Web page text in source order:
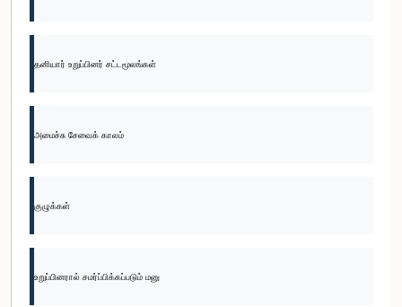
தனியார் உறுப்பினர் சட்டமூலங்கள்
அமைச்சு சேவைக் காலம்
குழுக்கள்
உறுப்பினரால் சமர்ப்பிக்கப்படும் மனு